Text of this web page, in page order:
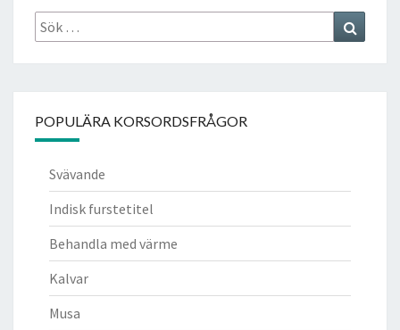
Sök
efter:
POPULÄRA KORSORDSFRÅGOR
Svävande
Indisk furstetitel
Behandla med värme
Kalvar
Musa